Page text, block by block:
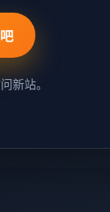
新站。